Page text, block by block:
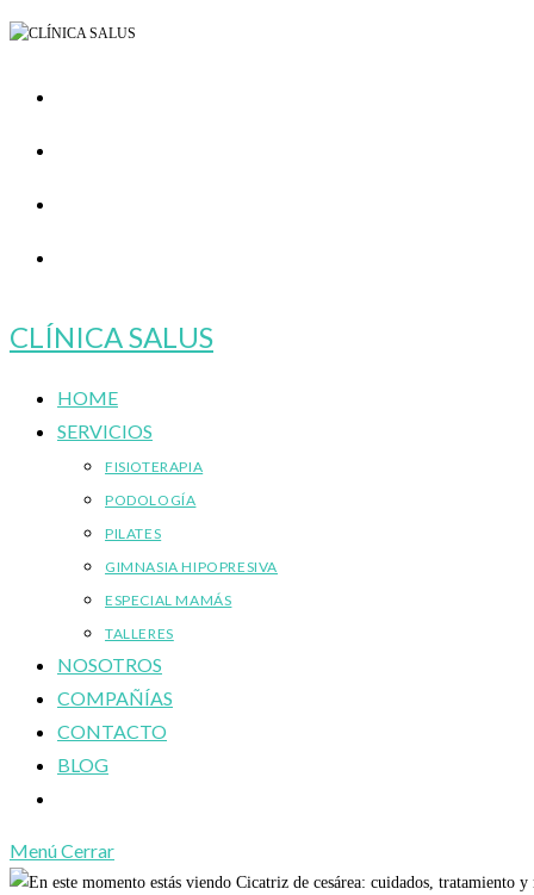
Ir
contenido
CLÍNICA SALUS
HOME
SERVICIOS
FISIOTERAPIA
PODOLOGÍA
PILATES
GIMNASIA HIPOPRESIVA
ESPECIAL MAMÁS
TALLERES
NOSOTROS
COMPAÑÍAS
CONTACTO
BLOG
de
MenúCerrar